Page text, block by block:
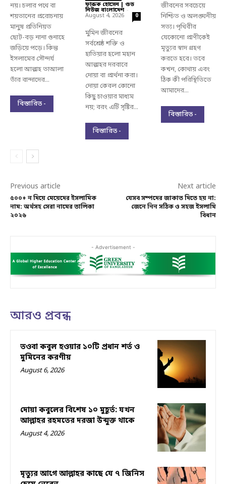
নয়। চলার পথে বা
শয়তানের প্ররোচনায়
মানুষ প্রতিনিয়ত
ছোট-বড় নানা গুনাহে
জড়িয়ে পড়ে। কিন্তু
ইসলামের সৌন্দর্য
হলো আল্লাহ তাআলা
তাঁর বান্দাদের...
বিস্তারিত -
ফারুক হোসেন | গুড
নিউজ বাংলাদেশ -
August 4, 2026 0
মুমিন জীবনের
সর্বশ্রেষ্ঠ শক্তি ও
হাতিয়ার হলো মহান
আল্লাহর দরবারে
দোয়া বা প্রার্থনা করা।
দোয়া কেবল কোনো
কিছু চাওয়ার মাধ্যম
নয়; বরং এটি সৃষ্টির...
বিস্তারিত -
জীবনের সবচেয়ে
নিশ্চিত ও অলঙ্ঘনীয়
সত্য। পৃথিবীর
যেকোনো প্রাণীকেই
মৃত্যুর স্বাদ গ্রহণ
করতে হবে। তবে
কখন, কোথায় এবং
ঠিক কী পরিস্থিতিতে
আমাদের...
বিস্তারিত -
Previous article
৫০০+ ন দিয়ে মেয়েদের ইসলামিক
নাম: অর্থসহ সেরা নামের তালিকা
২০২৬
Next article
যেসব সম্পদের জাকাত দিতে হয় না:
জেনে নিন সঠিক ও সহজ ইসলামি
বিধান
- Advertisement -
আরও প্রবন্ধ
তওবা কবুল হওয়ার ১০টি প্রধান শর্ত ও
মুমিনের করণীয়
August 6, 2026
দোয়া কবুলের বিশেষ ১০ মুহূর্ত: যখন
আল্লাহর রহমতের দরজা উন্মুক্ত থাকে
August 4, 2026
মৃত্যুর আগে আল্লাহর কাছে যে ৭ জিনিস